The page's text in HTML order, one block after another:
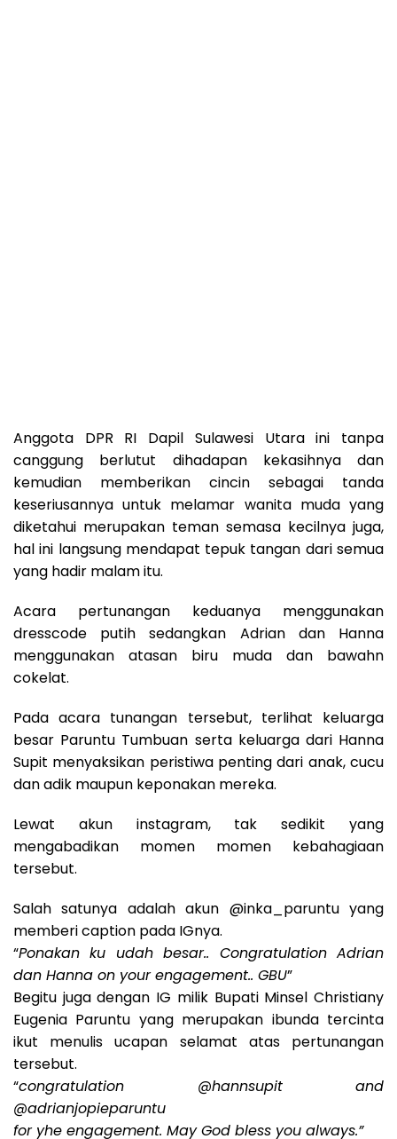
Anggota DPR RI Dapil Sulawesi Utara ini tanpa
canggung berlutut dihadapan kekasihnya dan
kemudian memberikan cincin sebagai tanda
keseriusannya untuk melamar wanita muda yang
diketahui merupakan teman semasa kecilnya juga,
hal ini langsung mendapat tepuk tangan dari semua
yang hadir malam itu.
Acara pertunangan keduanya menggunakan
dresscode putih sedangkan Adrian dan Hanna
menggunakan atasan biru muda dan bawahn
cokelat.
Pada acara tunangan tersebut, terlihat keluarga
besar Paruntu Tumbuan serta keluarga dari Hanna
Supit menyaksikan peristiwa penting dari anak, cucu
dan adik maupun keponakan mereka.
Lewat akun instagram, tak sedikit yang
mengabadikan momen momen kebahagiaan
tersebut.
Salah satunya adalah akun @inka_paruntu yang
memberi caption pada IGnya.
“Ponakan ku udah besar.. Congratulation Adrian
dan Hanna on your engagement.. GBU”
Begitu juga dengan IG milik Bupati Minsel Christiany
Eugenia Paruntu yang merupakan ibunda tercinta
ikut menulis ucapan selamat atas pertunangan
tersebut.
“congratulation @hannsupit and
@adrianjopieparuntu
for yhe engagement. May God bless you always.”